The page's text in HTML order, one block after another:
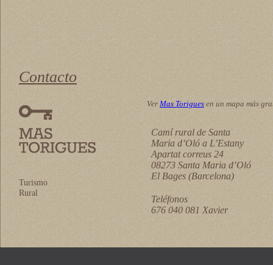
Contacto
Turismo
Rural
Ver Mas Torigues en un mapa más
Camí rural de Santa
Maria d’Oló a L’Estany
Apartat correus 24
08273 Santa Maria d’Oló
El Bages (Barcelona)
Teléfonos
676 040 081 Xavier